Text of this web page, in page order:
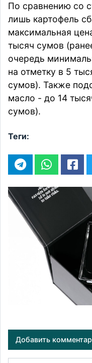
По сравнению со
лишь картофель
максимальная
тысяч сумов
очередь
на отметку в 5
сумов). Также
масло - до 14
сумов).
Теги:
Добавить